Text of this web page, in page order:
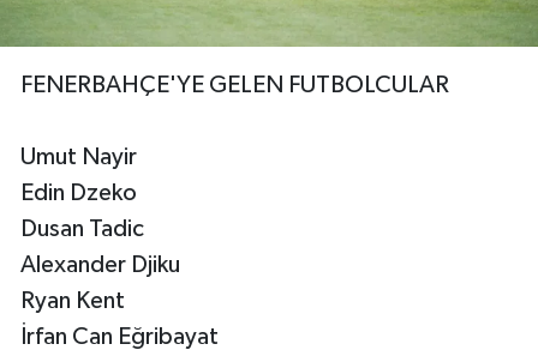
FENERBAHÇE'YE GELEN FUTBOLCULAR
Umut Nayir
Edin Dzeko
Dusan Tadic
Alexander Djiku
Ryan Kent
İrfan Can Eğribayat